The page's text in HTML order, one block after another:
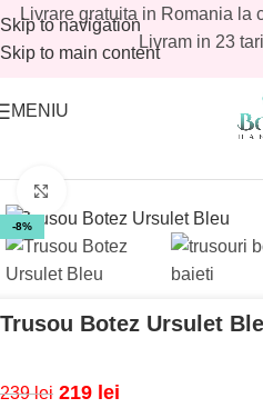
Skip to navigation
Skip to main content
Livrare gratuita in Romania la
Livram in 23
MENIU
Reduceri
-8%
Trusou Botez Ursulet
239lei 219 lei